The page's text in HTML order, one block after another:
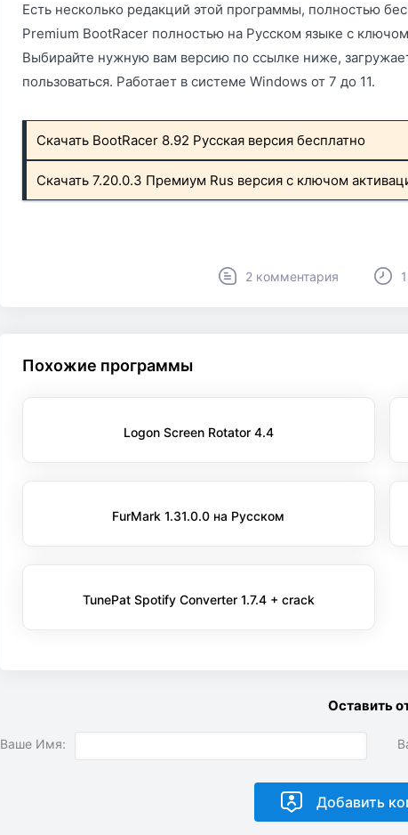
Есть несколько редакций этой программы, полностью
Premium BootRacer полностью на Русском языке с
Выбирайте нужную вам версию по ссылке ниже,
пользоваться. Работает в системе Windows от 7 до 11.
Скачать BootRacer 8.92 Русская версия бесплатно
Скачать 7.20.0.3 Премиум Rus версия с ключом
2 комментария
Похожие программы
Logon Screen Rotator 4.4
FurMark 1.31.0.0 на Русском
TunePat Spotify Converter 1.7.4 + crack
Оставить
Ваше Имя: